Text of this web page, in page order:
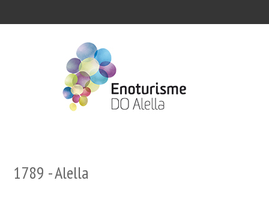
1789 - Alella